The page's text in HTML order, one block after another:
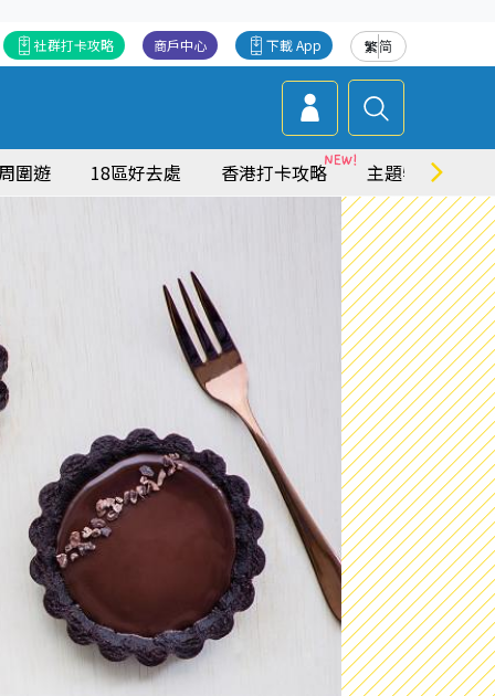
繁简
下載 App
商戶中心
社群打卡攻略
圍遊 18區好去處 香港打卡攻略 主題特集